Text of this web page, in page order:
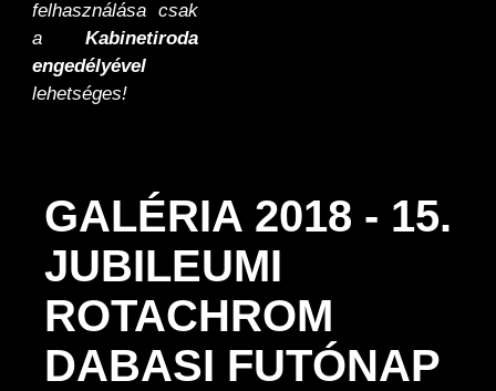
felhasználása csak
a Kabinetiroda
engedélyével
lehetséges!
GALÉRIA 2018 - 15.
JUBILEUMI
ROTACHROM
DABASI FUTÓNAP